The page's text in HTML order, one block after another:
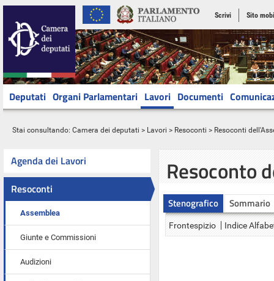
Scrivi Sito
Deputati Organi Parlamentari Lavori Documenti
Stai consultando: Camera dei deputati > Lavori > Resoconti > Resoconti
Agenda dei Lavori
Resoconti
Assemblea
Giunte e Commissioni
Audizioni
Resoconto
Stenografico Sommario
Frontespizio Indice